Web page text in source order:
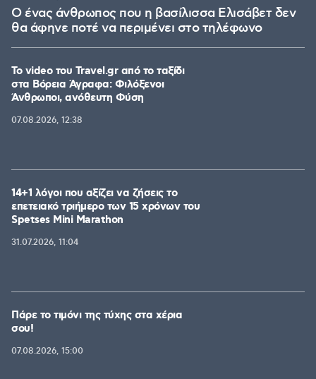
Ο ένας άνθρωπος που η βασίλισσα Ελισάβετ δεν
θα άφηνε ποτέ να περιμένει στο τηλέφωνο
To video του Travel.gr από το ταξίδι
στα Βόρεια Άγραφα: Φιλόξενοι
Άνθρωποι, ανόθευτη Φύση
07.08.2026, 12:38
14+1 λόγοι που αξίζει να ζήσεις το
επετειακό τριήμερο των 15 χρόνων του
Spetses Mini Marathon
31.07.2026, 11:04
Πάρε το τιμόνι της τύχης στα χέρια
σου!
07.08.2026, 15:00